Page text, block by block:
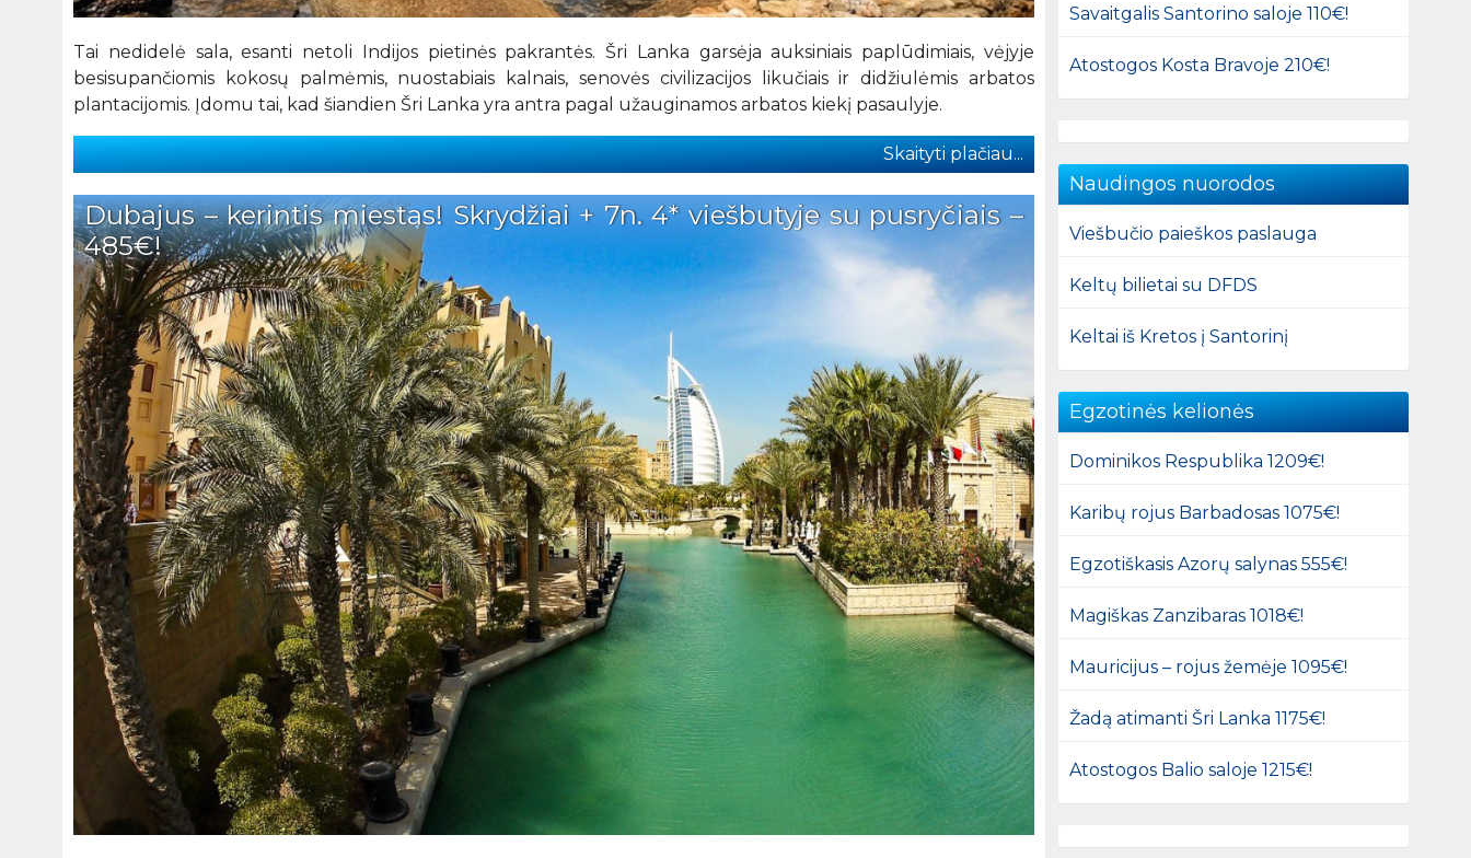
Tai nedidelė sala, esanti netoli Indijos pietinės pakrantės. Šri Lanka garsėja auksiniais paplūdimiais, vėjyje
besisupančiomis kokosų palmėmis, nuostabiais kalnais, senovės civilizacijos likučiais ir didžiulėmis arbatos
plantacijomis. Įdomu tai, kad šiandien Šri Lanka yra antra pagal užauginamos arbatos kiekį pasaulyje.
Skaityti plačiau...
Dubajus – kerintis miestas! Skrydžiai + 7n. 4* viešbutyje su pusryčiais –
485€!
Savaitgalis Santorino saloje 110€!
Atostogos Kosta Bravoje 210€!
Naudingos nuorodos
Viešbučio paieškos paslauga
Keltų bilietai su DFDS
Keltai iš Kretos į Santorinį
Egzotinės kelionės
Dominikos Respublika 1209€!
Karibų rojus Barbadosas 1075€!
Egzotiškasis Azorų salynas 555€!
Magiškas Zanzibaras 1018€!
Mauricijus – rojus žemėje 1095€!
Žadą atimanti Šri Lanka 1175€!
Atostogos Balio saloje 1215€!